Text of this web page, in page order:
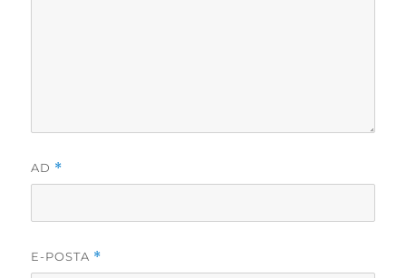
AD *
E-POSTA *